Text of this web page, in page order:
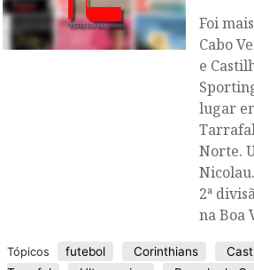
Foi
Cabo
e
lugar
Norte.
2ª
na Boa
Tópicos futebol Corinthians